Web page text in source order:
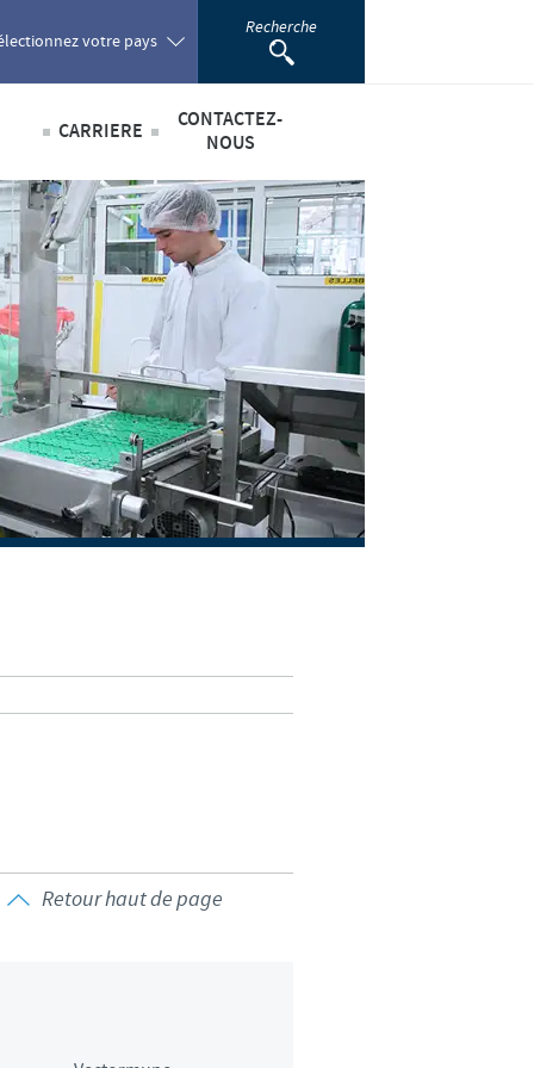
votre pays
Africa
Kingdom
Recherche
CARRIERE
Offres d'emploi
CONTACTEZ-
NOUS
Retour haut de page